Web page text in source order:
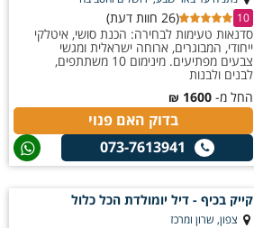
10
(26 חוות דעת)
סדנאות טעימות לבחירה: הכנת סושי, איטלקי
ייחודי, המבוגרים, ארוחה ישראלית ומגשי
צבעים מפתיעים. מינימום 10 משתתפים,
לבנים ולבנות
החל מ- 1600
₪
בדוק האם פנוי
073-7613941
קייק בכיף - דיל יומולדת הכל כלול
צפון, שרון ומרכז